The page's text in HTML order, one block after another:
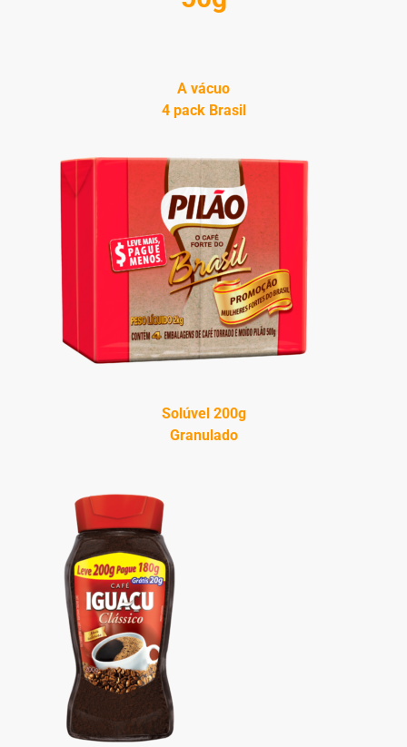
A vácuo
4 pack Brasil
Solúvel 200g
Granulado